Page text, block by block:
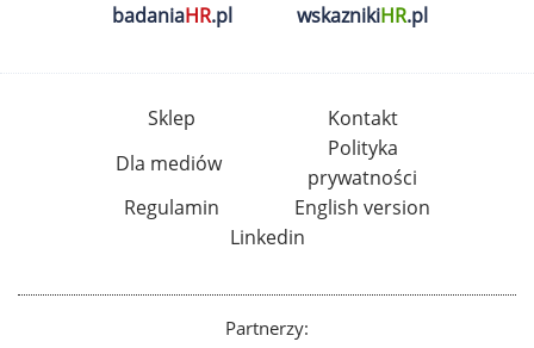
badaniaHR.pl wskaznikiHR.pl
Sklep
Kontakt
Dla mediów
Polityka
prywatności
Regulamin
English version
Linkedin
Partnerzy: